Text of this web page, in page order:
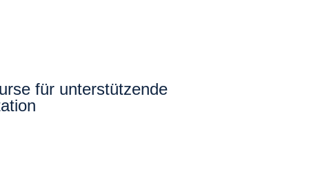
für unterstützende